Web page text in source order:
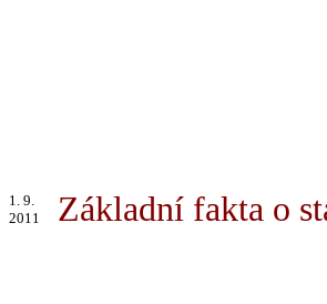
1. 9.
2011
Základní fakta o